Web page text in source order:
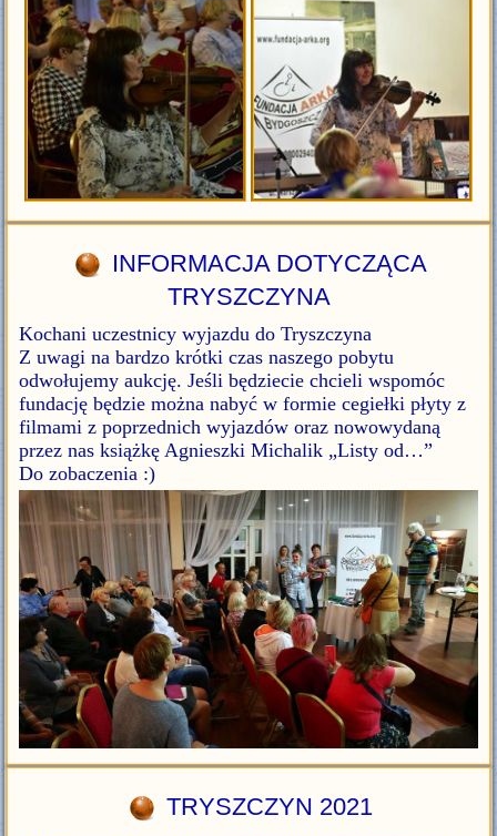
INFORMACJA DOTYCZĄCA
TRYSZCZYNA
Kochani uczestnicy wyjazdu do Tryszczyna
Z uwagi na bardzo krótki czas naszego pobytu
odwołujemy aukcję. Jeśli będziecie chcieli wspomóc
fundację będzie można nabyć w formie cegiełki płyty z
filmami z poprzednich wyjazdów oraz nowowydaną
przez nas książkę Agnieszki Michalik „Listy od…”
Do zobaczenia :)
TRYSZCZYN 2021